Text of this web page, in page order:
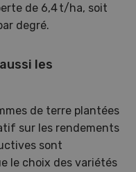
de 6,4 t/ha, soit
degré.
les
de terre plantées
sur les rendements
sont
le choix des variétés